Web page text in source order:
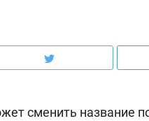
сменить название